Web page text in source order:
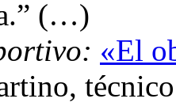
(…)
«El